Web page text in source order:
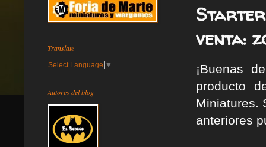
Starter
venta:
¡Buenas
producto
Miniatures.
anteriores
Translate
Select Language ▼
Autores del blog